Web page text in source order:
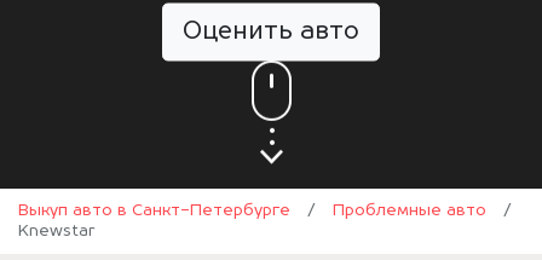
Оценить авто
Выкуп авто в Санкт-Петербурге / Проблемные авто
/
Knewstar